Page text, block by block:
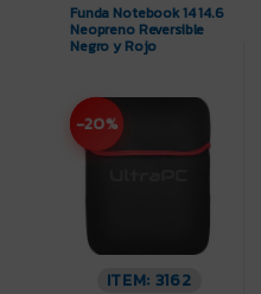
Funda Notebook 14 14.6
Neopreno Reversible
Negro y Rojo
-20%
ITEM: 3162